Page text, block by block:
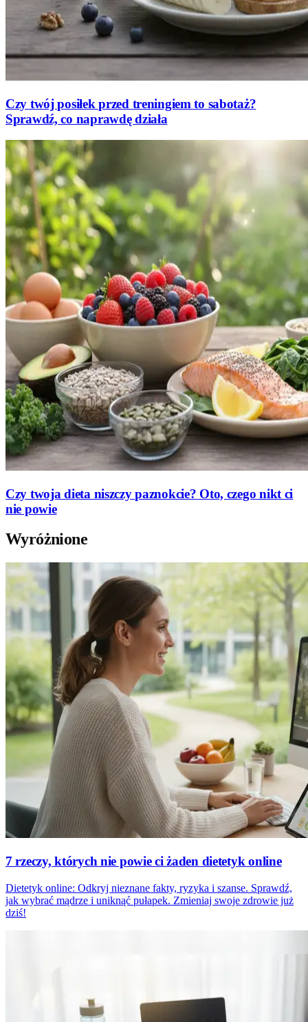
Czy twój posiłek przed treningiem to sabotaż?
Sprawdź, co naprawdę działa
Czy twoja dieta niszczy paznokcie? Oto, czego nikt ci
nie powie
Wyróżnione
7 rzeczy, których nie powie ci żaden dietetyk online
Dietetyk online: Odkryj nieznane fakty, ryzyka i szanse. Sprawdź,
jak wybrać mądrze i uniknąć pułapek. Zmieniaj swoje zdrowie już
dziś!